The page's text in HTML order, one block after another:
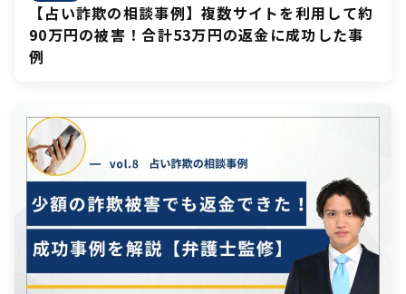
【占い詐欺の相談事例】複数サイトを利用して約
90万円の被害！合計53万円の返金に成功した事
例